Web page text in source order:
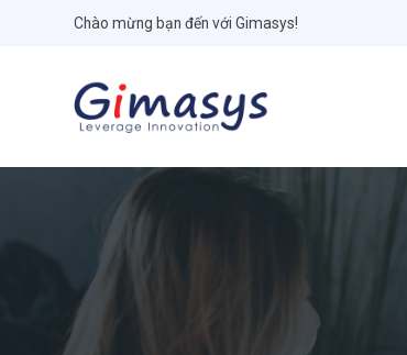
Chào mừng bạn đến với Gimasys!